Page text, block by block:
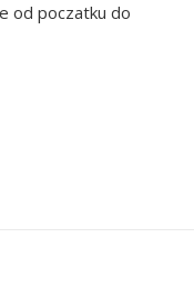
od poczatku do